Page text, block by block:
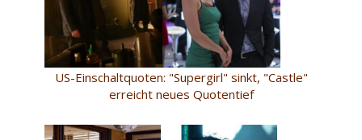
US-Einschaltquoten: "Supergirl" sinkt, "Castle"
erreicht neues Quotentief